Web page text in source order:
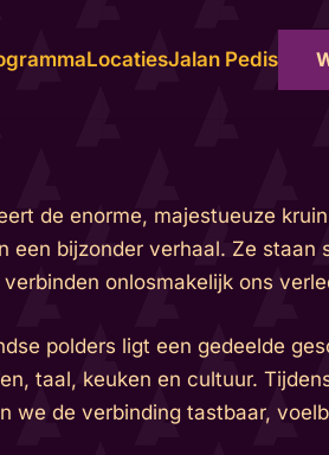
LocatiesJalan Pedis
de enorme, majestueuze
bijzonder verhaal. Ze
onlosmakelijk ons
polders ligt een gedeelde
taal, keuken en cultuur.
we de verbinding tastbaar,